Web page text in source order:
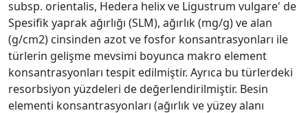
subsp. orientalis, Hedera helix ve Ligustrum vulgare' de
Spesifik yaprak ağırlığı (SLM), ağırlık (mg/g) ve alan
(g/cm2) cinsinden azot ve fosfor konsantrasyonları ile
türlerin gelişme mevsimi boyunca makro element
konsantrasyonları tespit edilmiştir. Ayrıca bu türlerdeki
resorbsiyon yüzdeleri de değerlendirilmiştir. Besin
elementi konsantrasyonları (ağırlık ve yüzey alanı